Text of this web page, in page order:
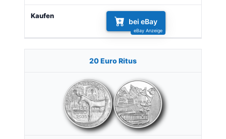
bei eBay
20 Euro Ritus